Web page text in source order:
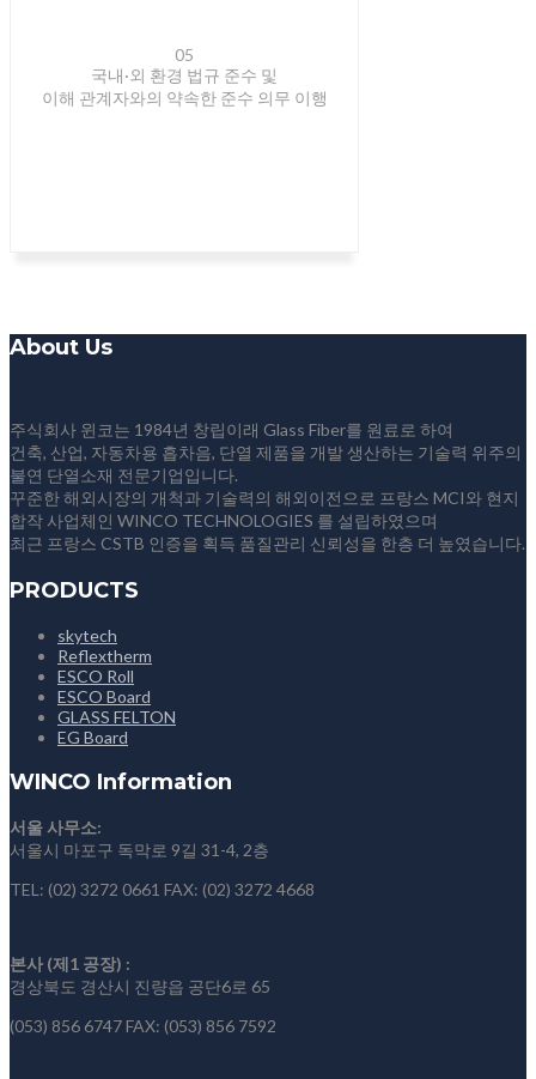
05
국내·외 환경 법규 준수 및
이해 관계자와의 약속한 준수 의무 이행
About Us
주식회사 윈코는 1984년 창립이래 Glass Fiber를 원료로 하여
건축, 산업, 자동차용 흡차음, 단열 제품을 개발 생산하는 기술력 위주의
불연 단열소재 전문기업입니다.
꾸준한 해외시장의 개척과 기술력의 해외이전으로 프랑스 MCI와 현지
합작 사업체인 WINCO TECHNOLOGIES 를 설립하였으며
최근 프랑스 CSTB 인증을 획득 품질관리 신뢰성을 한층 더 높였습니다.
PRODUCTS
skytech
Reflextherm
ESCO Roll
ESCO Board
GLASS FELTON
EG Board
WINCO Information
서울 사무소:
서울시 마포구 독막로 9길 31-4, 2층
TEL: (02) 3272 0661 FAX: (02) 3272 4668
본사 (제1 공장) :
경상북도 경산시 진량읍 공단6로 65
(053) 856 6747FAX: (053) 856 7592